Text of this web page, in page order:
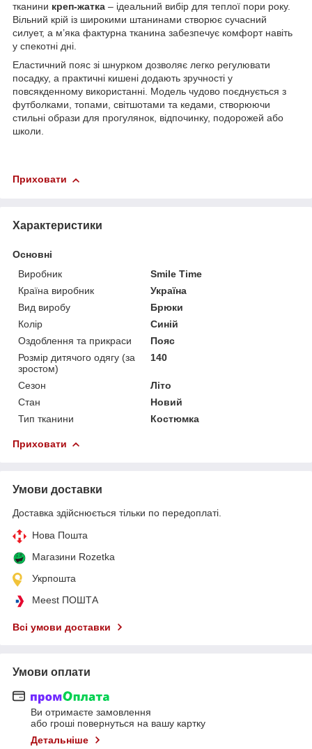
тканини креп-жатка – ідеальний вибір для теплої пори року.
Вільний крій із широкими штанинами створює сучасний
силует, а м’яка фактурна тканина забезпечує комфорт навіть
у спекотні дні.
Еластичний пояс зі шнурком дозволяє легко регулювати
посадку, а практичні кишені додають зручності у
повсякденному використанні. Модель чудово поєднується з
футболками, топами, світшотами та кедами, створюючи
стильні образи для прогулянок, відпочинку, подорожей або
школи.
Приховати
Характеристики
Основні
Виробник
Smile Time
Країна виробник
Україна
Вид виробу
Брюки
Колір
Синій
Оздоблення та прикраси
Пояс
Розмір дитячого одягу (за
зростом)
140
Сезон
Літо
Стан
Новий
Тип тканини
Костюмка
Приховати
Умови доставки
Доставка здійснюється тільки по передоплаті.
Нова Пошта
Магазини Rozetka
Укрпошта
Meest ПОШТА
Всі умови доставки
Умови оплати
Ви отримаєте замовлення
або гроші повернуться на вашу картку
Детальніше